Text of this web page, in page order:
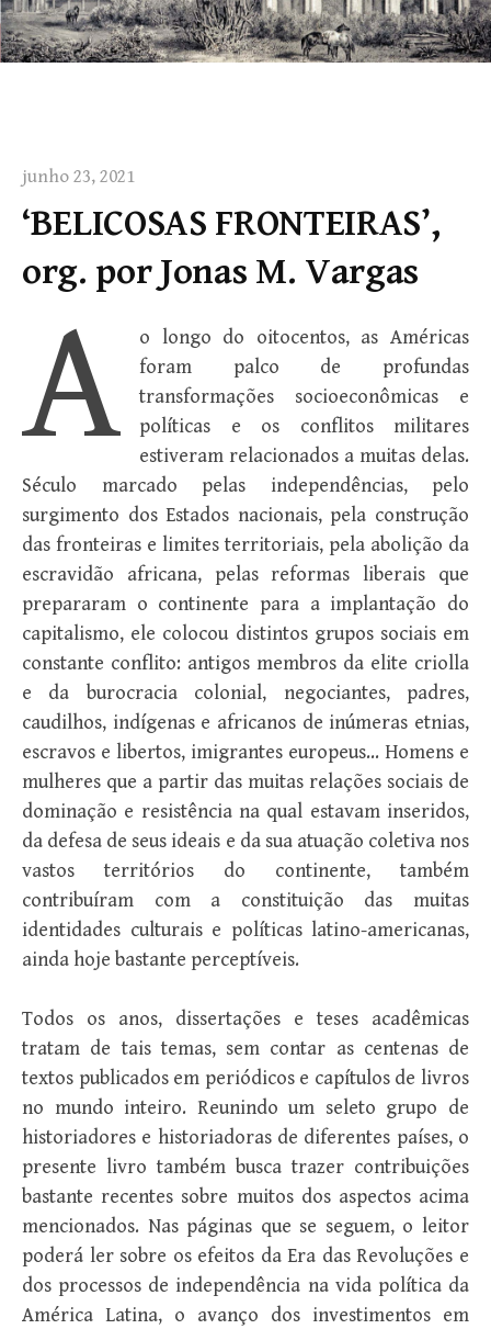
junho 23, 2021
‘BELICOSAS FRONTEIRAS’,
org. por Jonas M. Vargas
A
o longo do oitocentos, as Américas
foram palco de profundas
transformações socioeconômicas e
políticas e os conflitos militares
estiveram relacionados a muitas delas.
Século marcado pelas independências, pelo
surgimento dos Estados nacionais, pela construção
das fronteiras e limites territoriais, pela abolição da
escravidão africana, pelas reformas liberais que
prepararam o continente para a implantação do
capitalismo, ele colocou distintos grupos sociais em
constante conflito: antigos membros da elite criolla
e da burocracia colonial, negociantes, padres,
caudilhos, indígenas e africanos de inúmeras etnias,
escravos e libertos, imigrantes europeus… Homens e
mulheres que a partir das muitas relações sociais de
dominação e resistência na qual estavam inseridos,
da defesa de seus ideais e da sua atuação coletiva nos
vastos territórios do continente, também
contribuíram com a constituição das muitas
identidades culturais e políticas latino-americanas,
ainda hoje bastante perceptíveis.
Todos os anos, dissertações e teses acadêmicas
tratam de tais temas, sem contar as centenas de
textos publicados em periódicos e capítulos de livros
no mundo inteiro. Reunindo um seleto grupo de
historiadores e historiadoras de diferentes países, o
presente livro também busca trazer contribuições
bastante recentes sobre muitos dos aspectos acima
mencionados. Nas páginas que se seguem, o leitor
poderá ler sobre os efeitos da Era das Revoluções e
dos processos de independência na vida política da
América Latina, o avanço dos investimentos em